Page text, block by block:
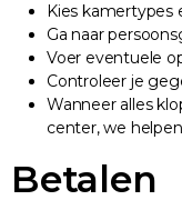
Kies kamertypes
Ga naar
Voer eventuele
Controleer je
Wanneer alles
center, we
Betalen